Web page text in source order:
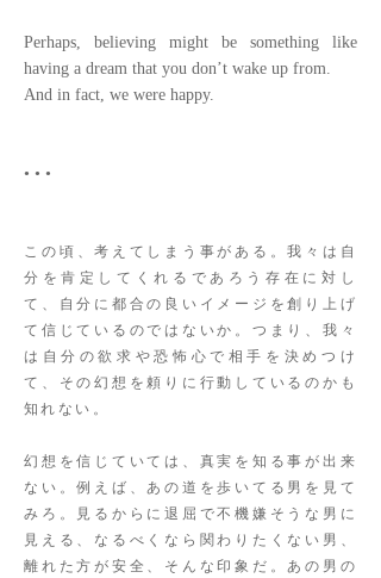
Perhaps, believing might be something like
having a dream that you don’t wake up from.
And in fact, we were happy.
• • •
​この頃、考えてしまう事がある。我々は自
分を肯定してくれるであろう存在に対し
て、自分に都合の良いイメージを創り上げ
て信じているのではないか。つまり、我々
は自分の欲求や恐怖心で相手を決めつけ
て、その幻想を頼りに行動しているのかも
知れない。
幻想を信じていては、真実を知る事が出来
ない。例えば、あの道を歩いてる男を見て
みろ。見るからに退屈で不機嫌そうな男に
見える、なるべくなら関わりたくない男、
離れた方が安全、そんな印象だ。あの男の